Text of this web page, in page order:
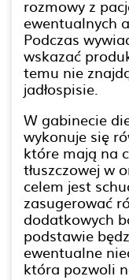
rozmowy z
ewentualnych
Podczas
wskazać
temu nie
jadłospisie.
W gabinecie
wykonuje się
które mają na
tłuszczowej w
celem jest
zasugerować
dodatkowych
podstawie
ewentualne
która pozwoli